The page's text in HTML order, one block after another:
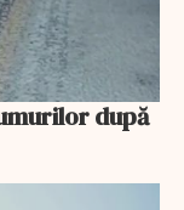
după